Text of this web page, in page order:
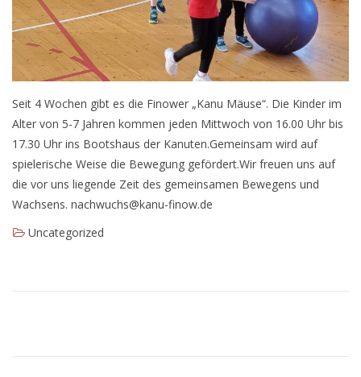
Seit 4 Wochen gibt es die Finower „Kanu Mäuse“. Die Kinder im
Alter von 5-7 Jahren kommen jeden Mittwoch von 16.00 Uhr bis
17.30 Uhr ins Bootshaus der Kanuten.Gemeinsam wird auf
spielerische Weise die Bewegung gefördert.Wir freuen uns auf
die vor uns liegende Zeit des gemeinsamen Bewegens und
Wachsens. nachwuchs@kanu-finow.de
Uncategorized